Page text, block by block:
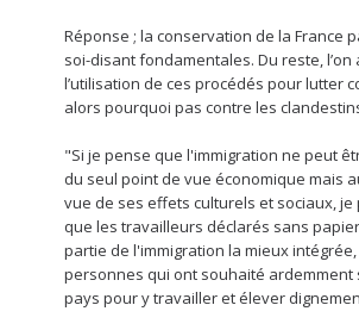
Réponse ; la conservation de la France
soi-disant fondamentales. Du reste,
l’utilisation de ces procédés pour lutter
alors pourquoi pas contre les
"Si je pense que l'immigration ne peut
du seul point de vue économique mais
vue de ses effets culturels et sociaux,
que les travailleurs déclarés sans
partie de l'immigration la mieux
personnes qui ont souhaité
pays pour y travailler et élever